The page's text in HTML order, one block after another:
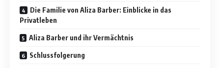
Die Familie von Aliza Barber: Einblicke in das
Privatleben
Aliza Barber und ihr Vermächtnis
Schlussfolgerung